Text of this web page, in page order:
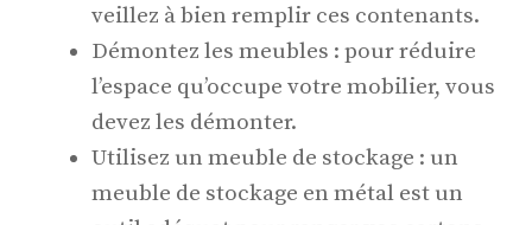
veillez à bien remplir ces contenants.
Démontez les meubles : pour réduire
l’espace qu’occupe votre mobilier, vous
devez les démonter.
Utilisez un meuble de stockage : un
meuble de stockage en métal est un